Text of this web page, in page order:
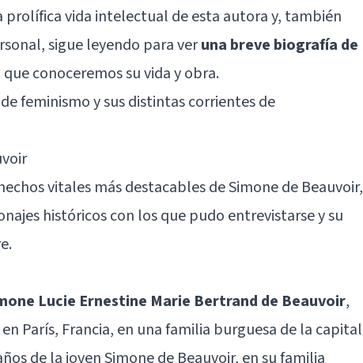
prolífica vida intelectual de esta autora y, también
sigue leyendo para veruna breve biografía de
que conoceremos su vida y obra.
feminismo y sus distintas corrientes de
vitales más destacables de Simone de Beauvoir,
históricos con los que pudo entrevistarse y su
Lucie Ernestine Marie Bertrand de Beauvoir,
París, Francia, en una familia burguesa de la capital
de la joven Simone de Beauvoir, en su familia